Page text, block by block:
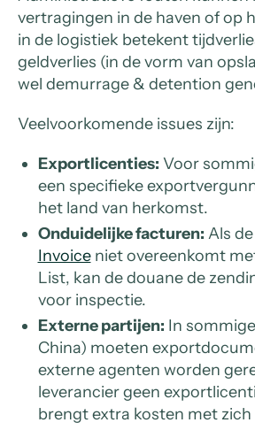
vertragingen in de haven of op
in de logistiek betekent
geldverlies (in de vorm van
wel demurrage & detention
Veelvoorkomende issues zijn:
Exportlicenties: Voor
een specifieke
het land van herkomst.
Onduidelijke facturen: Als de
Invoiceniet overeenkomt
List, kan de douane de
voor inspectie.
Externe partijen: In
China) moeten
externe agenten worden
leverancier geen
brengt extra kosten met zich